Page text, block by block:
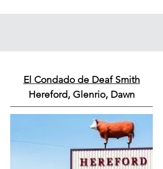
El Condado de Deaf Smith
Hereford, Glenrio, Dawn